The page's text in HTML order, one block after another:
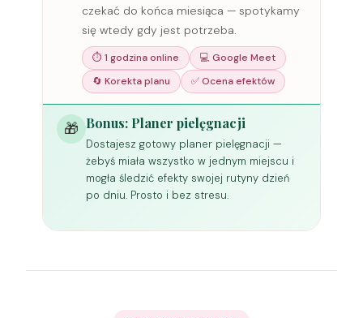
czekać do końca miesiąca — spotykamy
się wtedy gdy jest potrzeba.
⏱ 1 godzina online
💻 Google Meet
🔄 Korekta planu
✅ Ocena efektów
🎁 Bonus: Planer pielęgnacji
Dostajesz gotowy planer pielęgnacji —
żebyś miała wszystko w jednym miejscu i
mogła śledzić efekty swojej rutyny dzień
po dniu. Prosto i bez stresu.